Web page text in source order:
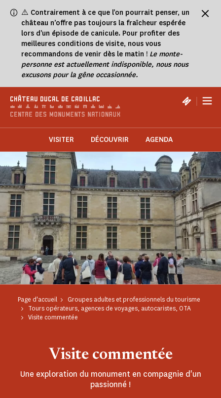
⚠️ Contrairement à ce que l’on pourrait penser, un
château n’offre pas toujours la fraîcheur espérée
lors d’un épisode de canicule. Pour profiter des
meilleures conditions de visite, nous vous
recommandons de venir dès le matin ! Le monte-
personne est actuellement indisponible, nous nous
excusons pour la gêne occasionnée.
CHÂTEAU DUCAL DE CADILLAC |
VISITER DÉCOUVRIR AGENDA
Page d'accueil
Groupes adultes et professionnels du tourisme
Tours opérateurs, agences de voyages, autocaristes, OTA
Visite commentée
Visite commentée
Une exploration du monument en compagnie d'un
passionné !